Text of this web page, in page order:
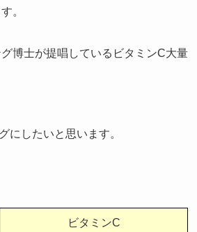
。
博士が提唱しているビタミンC大量
にしたいと思います。
ビタミンC